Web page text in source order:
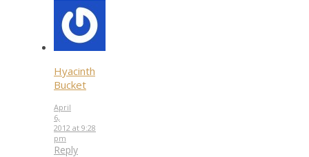
Hyacinth
Bucket
April
6,
2012 at 9:28
pm
Reply